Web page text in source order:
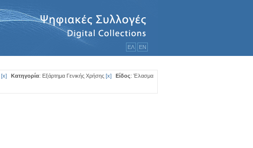
ΕΛ ΕΝ
[x] Κατηγορία: Εξάρτημα Γενικής Χρήσης [x] Είδος: Έλασμα